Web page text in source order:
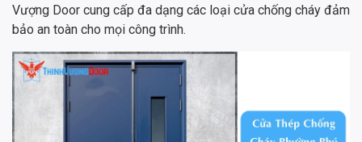
Vượng Door cung cấp đa dạng các loại cửa chống cháy đảm
bảo an toàn cho mọi công trình.